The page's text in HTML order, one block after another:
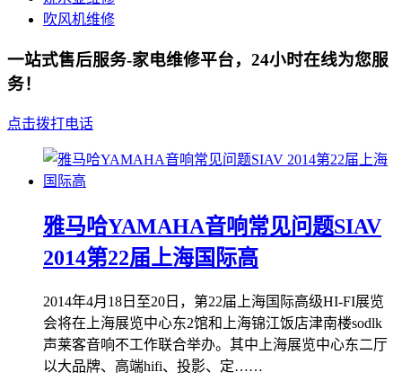
吹风机维修
一站式售后服务-家电维修平台，24小时在线为您服
务！
点击拨打电话
雅马哈YAMAHA音响常见问题SIAV
2014第22届上海国际高
2014年4月18日至20日，第22届上海国际高级HI-FI展览
会将在上海展览中心东2馆和上海锦江饭店津南楼sodlk
声莱客音响不工作联合举办。其中上海展览中心东二厅
以大品牌、高端hifi、投影、定……